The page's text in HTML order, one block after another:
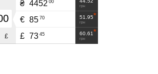
£
грн
₴ 4452 00
51.95
грн
€ 85 70
60.61
грн
£ 73 45